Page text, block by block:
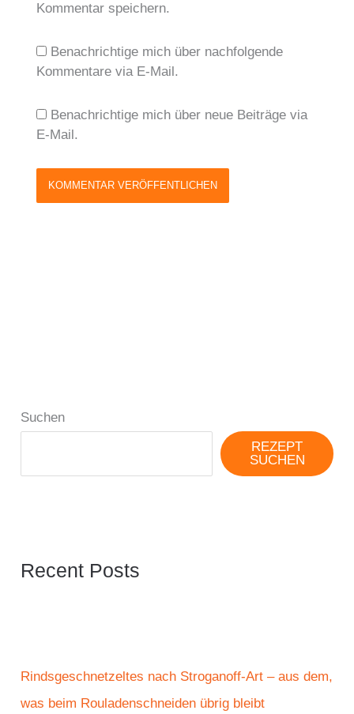
Kommentar speichern.
Benachrichtige mich über nachfolgende
Kommentare via E-Mail.
Benachrichtige mich über neue Beiträge via
E-Mail.
Suchen
REZEPT
SUCHEN
Recent Posts
Rindsgeschnetzeltes nach Stroganoff-Art – aus dem,
was beim Rouladenschneiden übrig bleibt